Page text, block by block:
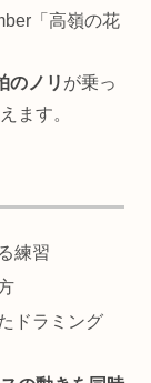
「高嶺の花
のノリ が乗っ
ます。
練習
ドラミング